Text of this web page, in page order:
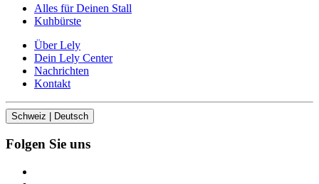
Alles für Deinen Stall
Kuhbürste
Über Lely
Dein Lely Center
Nachrichten
Kontakt
Schweiz | Deutsch
Folgen Sie uns